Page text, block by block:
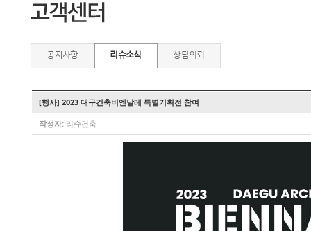
공지사항 리슈소식 상담의뢰
[행사] 2023 대구건축비엔날레 특별기획전 참여
작성자: 리슈건축